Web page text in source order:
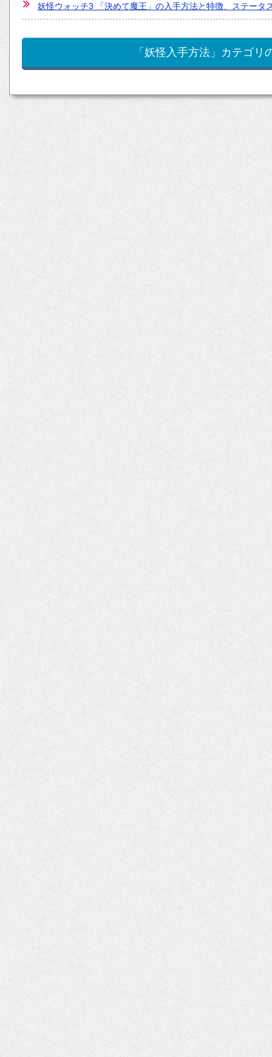
妖怪ウォッチ3 「決めて魔王」の入手方法と特徴、ステータ
「妖怪入手方法」カテゴリ